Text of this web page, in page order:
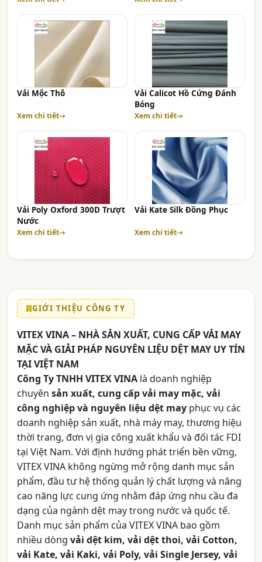
Vải Mộc Thô
Xem chi tiết
Vải Calicot Hồ Cứng Đánh
Bóng
Xem chi tiết
Vải Poly Oxford 300D Trượt
Nước
Xem chi tiết
Vải Kate Silk Đồng Phục
Xem chi tiết
GIỚI THIỆU CÔNG TY
VITEX VINA – NHÀ SẢN XUẤT, CUNG CẤP VẢI MAY
MẶC VÀ GIẢI PHÁP NGUYÊN LIỆU DỆT MAY UY TÍN
TẠI VIỆT NAM
Công Ty TNHH VITEX VINA là doanh nghiệp
chuyên sản xuất, cung cấp vải may mặc, vải
công nghiệp và nguyên liệu dệt may phục vụ các
doanh nghiệp sản xuất, nhà máy may, thương hiệu
thời trang, đơn vị gia công xuất khẩu và đối tác FDI
tại Việt Nam. Với định hướng phát triển bền vững,
VITEX VINA không ngừng mở rộng danh mục sản
phẩm, đầu tư hệ thống quản lý chất lượng và nâng
cao năng lực cung ứng nhằm đáp ứng nhu cầu đa
dạng của ngành dệt may trong nước và quốc tế.
Danh mục sản phẩm của VITEX VINA bao gồm
nhiều dòng vải dệt kim, vải dệt thoi, vải Cotton,
vải Kate, vải Kaki, vải Poly, vải Single Jersey, vải